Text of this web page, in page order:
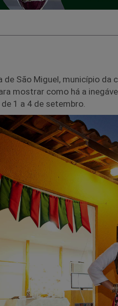
de São Miguel, município
mostrar como há a
1 a 4 de setembro.